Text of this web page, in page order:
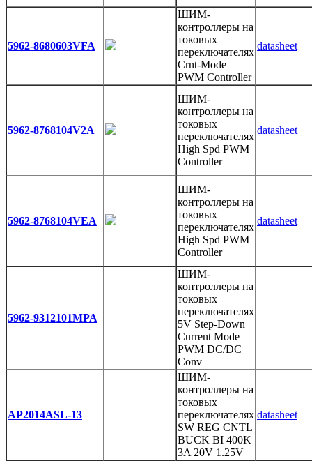
5962-8680603VFA
ШИМ-
контроллеры на
токовых
переключателях
Crnt-Mode
PWM Controller
datasheet
5962-8768104V2A
ШИМ-
контроллеры на
токовых
переключателях
High Spd PWM
Controller
datasheet
5962-8768104VEA
ШИМ-
контроллеры на
токовых
переключателях
High Spd PWM
Controller
datasheet
5962-9312101MPA
ШИМ-
контроллеры на
токовых
переключателях
5V Step-Down
Current Mode
PWM DC/DC
Conv
AP2014ASL-13
ШИМ-
контроллеры на
токовых
переключателях
SW REG CNTL
BUCK BI 400K
3A 20V 1.25V
datasheet